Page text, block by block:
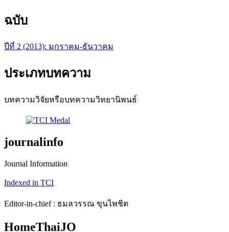
ฉบับ
ปีที่ 2 (2013): มกราคม-ธันวาคม
ประเภทบทความ
บทความวิจัยหรือบทความวิทยานิพนธ์
journalinfo
Journal Information
Indexed in TCI
Editor-in-chief : ธมลวรรณ ขุนไพชิต
HomeThaiJO